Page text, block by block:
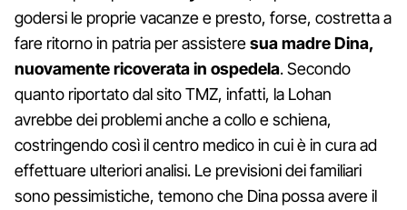
godersi le proprie vacanze e presto, forse, costretta a
fare ritorno in patria per assisteresua madre Dina,
nuovamente ricoverata in ospedela. Secondo
quanto riportato dal sito TMZ, infatti, la Lohan
avrebbe dei problemi anche a collo e schiena,
costringendo così il centro medico in cui è in cura ad
effettuare ulteriori analisi. Le previsioni dei familiari
sono pessimistiche, temono che Dina possa avere il